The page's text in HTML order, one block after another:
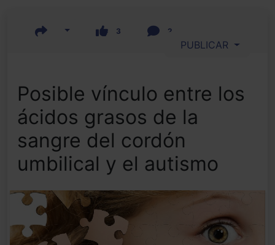
3 2
PUBLICAR
Posible vínculo entre los
ácidos grasos de la
sangre del cordón
umbilical y el autismo